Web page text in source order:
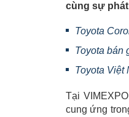
cùng sự
Toyota
Toyota bán
Toyota Việt
Tại
cung ứng